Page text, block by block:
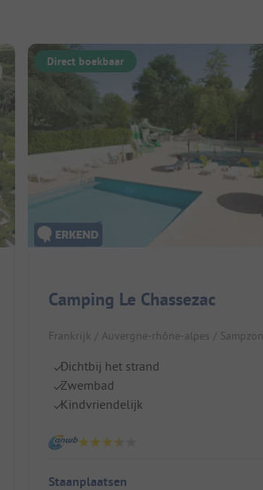
Direct boekbaar
Camping Le Chassezac
Frankrijk / Auvergne-rhône-alpes / Sampzon
Dichtbij het strand
Zwembad
Kindvriendelijk
Staanplaatsen